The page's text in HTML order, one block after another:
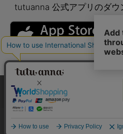
tutuanna 公式アプリのダウ
本サイトでは、より快適にご利用
ています。詳細については
プライバ
い。